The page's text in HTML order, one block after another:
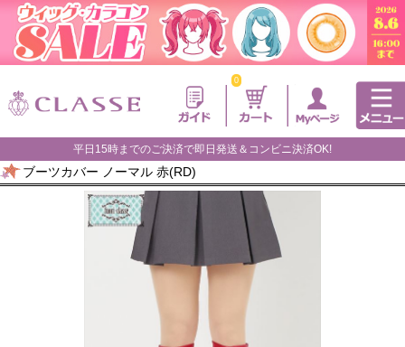
0
平日15時までのご決済で即日発送＆コンビニ決済OK!
ブーツカバー ノーマル 赤(RD)